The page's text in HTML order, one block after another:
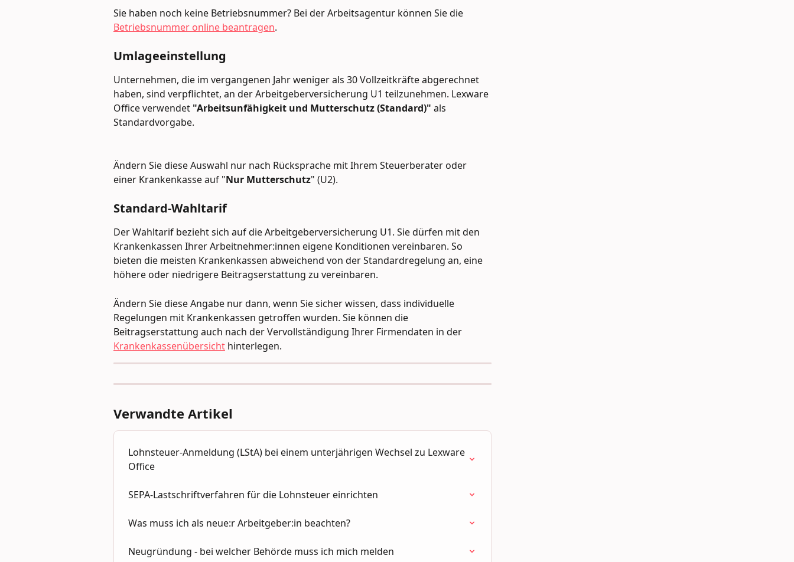
Sie haben noch keine Betriebsnummer? Bei der Arbeitsagentur können Sie die
Betriebsnummer online beantragen.
Umlageeinstellung
Unternehmen, die im vergangenen Jahr weniger als 30 Vollzeitkräfte abgerechnet
haben, sind verpflichtet, an der Arbeitgeberversicherung U1 teilzunehmen. Lexware
Office verwendet "Arbeitsunfähigkeit und Mutterschutz (Standard)" als
Standardvorgabe.
Ändern Sie diese Auswahl nur nach Rücksprache mit Ihrem Steuerberater oder
einer Krankenkasse auf "Nur Mutterschutz" (U2).
Standard-Wahltarif
Der Wahltarif bezieht sich auf die Arbeitgeberversicherung U1. Sie dürfen mit den
Krankenkassen Ihrer Arbeitnehmer:innen eigene Konditionen vereinbaren. So
bieten die meisten Krankenkassen abweichend von der Standardregelung an, eine
höhere oder niedrigere Beitragserstattung zu vereinbaren.
Ändern Sie diese Angabe nur dann, wenn Sie sicher wissen, dass individuelle
Regelungen mit Krankenkassen getroffen wurden. Sie können die
Beitragserstattung auch nach der Vervollständigung Ihrer Firmendaten in der
Krankenkassenübersicht hinterlegen.
Verwandte Artikel
Lohnsteuer-Anmeldung (LStA) bei einem unterjährigen Wechsel zu Lexware
Office
SEPA-Lastschriftverfahren für die Lohnsteuer einrichten
Was muss ich als neue:r Arbeitgeber:in beachten?
Neugründung - bei welcher Behörde muss ich mich melden